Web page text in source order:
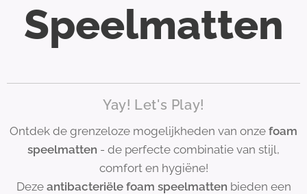
Speelmatten
Yay! Let's Play!
Ontdek de grenzeloze mogelijkheden van onze foam
speelmatten - de perfecte combinatie van stijl,
comfort en hygiëne!
Deze antibacteriële foam speelmatten bieden een